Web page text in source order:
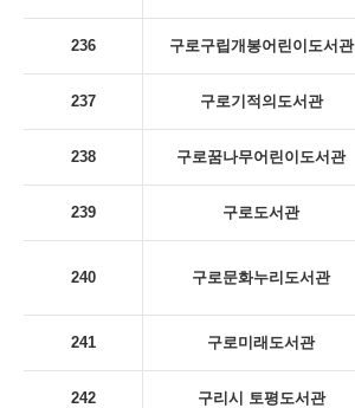
236 구로구립개봉어린이도서관
237 구로기적의도서관
238 구로꿈나무어린이도서관
239 구로도서관
240 구로문화누리도서관
241 구로미래도서관
242 구리시 토평도서관